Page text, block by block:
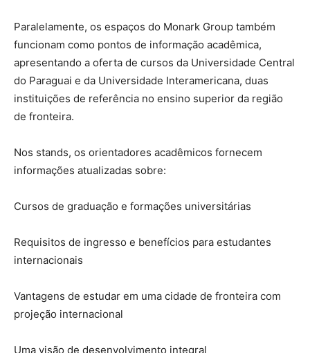
Paralelamente, os espaços do Monark Group também
funcionam como pontos de informação acadêmica,
apresentando a oferta de cursos da Universidade Central
do Paraguai e da Universidade Interamericana, duas
instituições de referência no ensino superior da região
de fronteira.
Nos stands, os orientadores acadêmicos fornecem
informações atualizadas sobre:
Cursos de graduação e formações universitárias
Requisitos de ingresso e benefícios para estudantes
internacionais
Vantagens de estudar em uma cidade de fronteira com
projeção internacional
Uma visão de desenvolvimento integral